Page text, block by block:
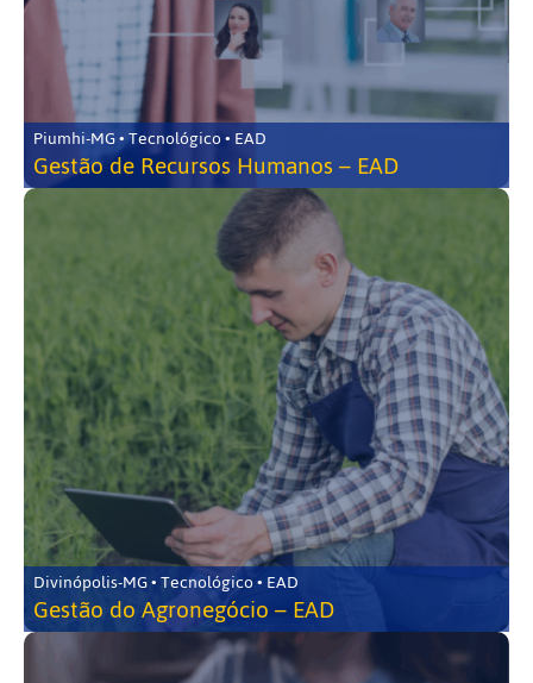
Piumhi-MG • Tecnológico • EAD
Gestão de Recursos Humanos – EAD
Divinópolis-MG • Tecnológico • EAD
Gestão do Agronegócio – EAD